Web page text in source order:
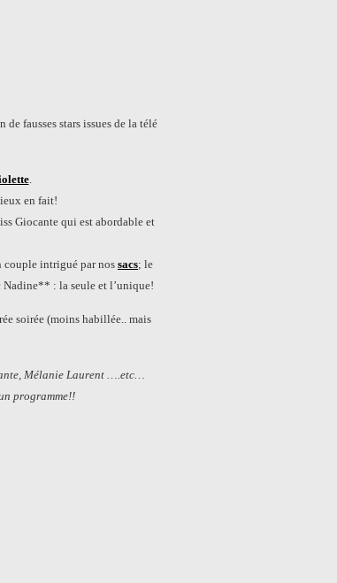
fausses stars issues de la télé
.
en fait!
Giocante qui est abordable et
couple intrigué par nos sacs; le
Nadine** : la seule et l’unique!
soirée (moins habillée.. mais
Mélanie Laurent ….etc…
programme!!